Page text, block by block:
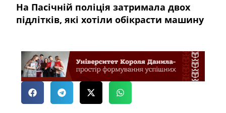
На Пасічній поліція затримала двох
підлітків, які хотіли обікрасти машину